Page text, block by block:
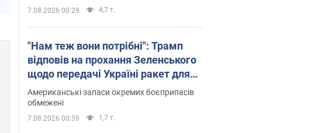
7.08.2026 00:29 4,7 т.
"Нам теж вони потрібні": Трамп
відповів на прохання Зеленського
щодо передачі Україні ракет для
Patriot
Американські запаси окремих боєприпасів
обмежені
7.08.2026 00:59 1,7 т.